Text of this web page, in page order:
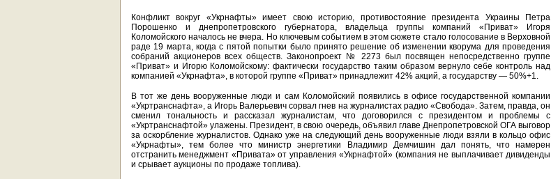
Конфликт вокруг «Укрнафты» имеет свою историю, противостояние президента Украины Петра
Порошенко и днепропетровского губернатора, владельца группы компаний «Приват» Игоря
Коломойского началось не вчера. Но ключевым событием в этом сюжете стало голосование в Верховной
раде 19 марта, когда с пятой попытки было принято решение об изменении кворума для проведения
собраний акционеров всех обществ. Законопроект № 2273 был посвящен непосредственно группе
«Приват» и Игорю Коломойскому: фактически государство таким образом вернуло себе контроль над
компанией «Укрнафта», в которой группе «Приват» принадлежит 42% акций, а государству — 50%+1.
В тот же день вооруженные люди и сам Коломойский появились в офисе государственной компании
«Укртранснафта», а Игорь Валерьевич сорвал гнев на журналистах радио «Свобода». Затем, правда, он
сменил тональность и рассказал журналистам, что договорился с президентом и проблемы с
«Укртранснафтой» улажены. Президент, в свою очередь, объявил главе Днепропетровской ОГА выговор
за оскорбление журналистов. Однако уже на следующий день вооруженные люди взяли в кольцо офис
«Укрнафты», тем более что министр энергетики Владимир Демчишин дал понять, что намерен
отстранить менеджмент «Привата» от управления «Укрнафтой» (компания не выплачивает дивиденды
и срывает аукционы по продаже топлива).